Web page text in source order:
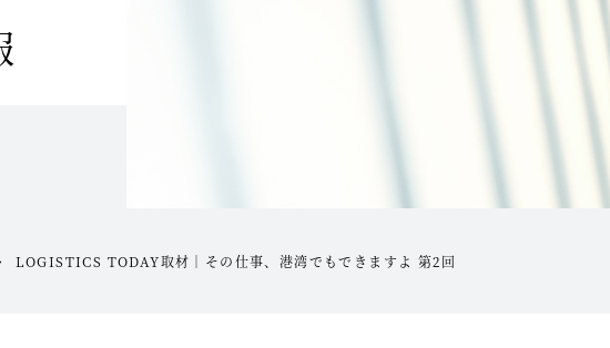
LOGISTICS TODAY取材｜その仕事、港湾でもできますよ 第2回